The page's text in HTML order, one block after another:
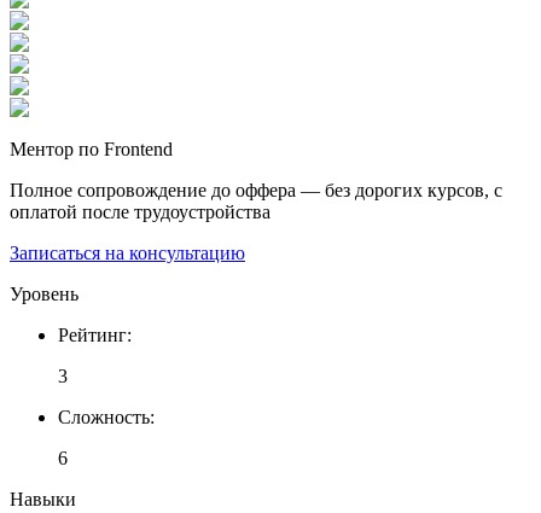
Ментор по Frontend
Полное сопровождение до оффера — без дорогих курсов, с
оплатой после трудоустройства
Записаться на консультацию
Уровень
Рейтинг:
3
Сложность:
6
Навыки